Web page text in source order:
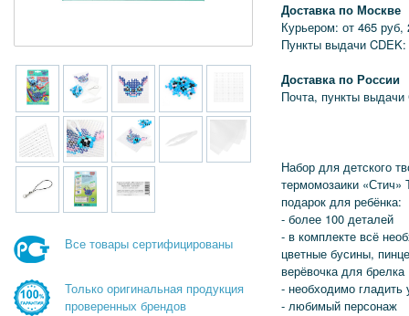
Все товары сертифицированы
Только оригинальная продукция
проверенных брендов
Доставка по Москве
Курьером: от 465 руб,
Пункты выдачи
Доставка по России
Почта, пункты выдачи
Набор для детского
термомозаики
подарок для ребёнка:
- более 100 деталей
- в комплекте всё
цветные бусины,
верёвочка для брелка
- необходимо гладить
- любимый персонаж